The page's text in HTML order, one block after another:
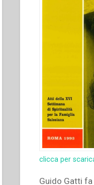
clicca per
Guido Gatti